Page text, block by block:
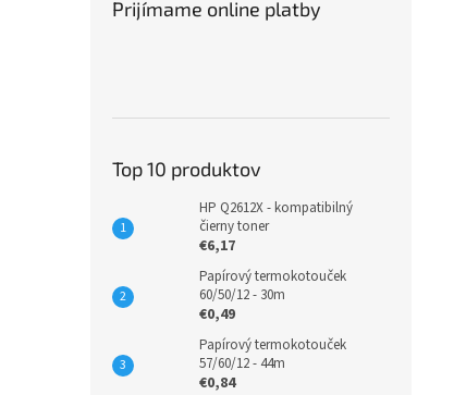
Prijímame online platby
Top 10 produktov
HP Q2612X - kompatibilný
čierny toner
€6,17
Papírový termokotouček
60/50/12 - 30m
€0,49
Papírový termokotouček
57/60/12 - 44m
€0,84